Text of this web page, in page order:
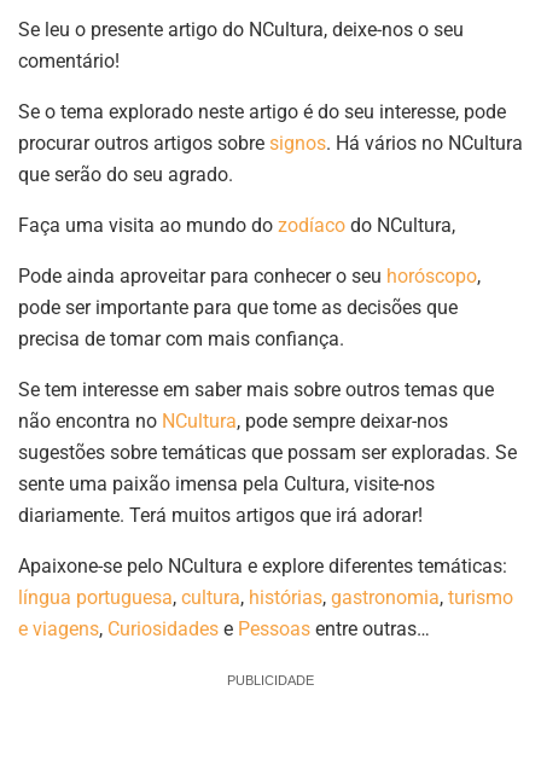
Se leu o presente artigo do NCultura, deixe-nos o seu
comentário!
Se o tema explorado neste artigo é do seu interesse, pode
procurar outros artigos sobre signos. Há vários no NCultura
que serão do seu agrado.
Faça uma visita ao mundo do zodíaco do NCultura,
Pode ainda aproveitar para conhecer o seu horóscopo,
pode ser importante para que tome as decisões que
precisa de tomar com mais confiança.
Se tem interesse em saber mais sobre outros temas que
não encontra no NCultura, pode sempre deixar-nos
sugestões sobre temáticas que possam ser exploradas. Se
sente uma paixão imensa pela Cultura, visite-nos
diariamente. Terá muitos artigos que irá adorar!
Apaixone-se pelo NCultura e explore diferentes temáticas:
língua portuguesa, cultura, histórias, gastronomia, turismo
e viagens, Curiosidades e Pessoas entre outras…
PUBLICIDADE